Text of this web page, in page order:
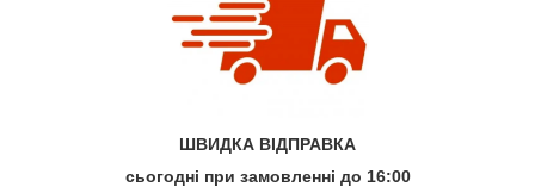
ШВИДКА ВІДПРАВКА
сьогодні при замовленні до 16:00